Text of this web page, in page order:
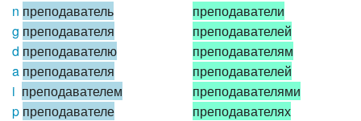
n преподаватель
g преподавателя
d преподавателю
a преподавателя
i преподавателем
p преподавателе
преподаватели
преподавателей
преподавателям
преподавателей
преподавателями
преподавателях